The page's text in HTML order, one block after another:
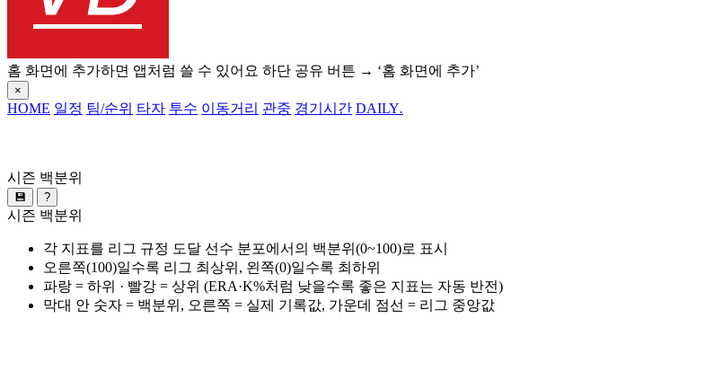
홈 화면에 추가하면 앱처럼 쓸 수 있어요 하단 공유 버튼 → ‘홈 화면에 추가’
×
HOME 일정 팀/순위 타자 투수 이동거리 관중 경기시간 DAILY.
시즌 백분위
💾 ?
시즌 백분위
각 지표를 리그 규정 도달 선수 분포에서의 백분위(0~100)로 표시
오른쪽(100)일수록 리그 최상위, 왼쪽(0)일수록 최하위
파랑 = 하위 · 빨강 = 상위 (ERA·K%처럼 낮을수록 좋은 지표는 자동 반전)
막대 안 숫자 = 백분위, 오른쪽 = 실제 기록값, 가운데 점선 = 리그 중앙값